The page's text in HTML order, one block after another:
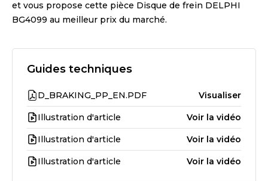
et vous propose cette pièce Disque de frein DELPHI
BG4099 au meilleur prix du marché.
Guides techniques
D_BRAKING_PP_EN.PDF Visualiser
Illustration d'article Voir la vidéo
Illustration d'article Voir la vidéo
Illustration d'article Voir la vidéo